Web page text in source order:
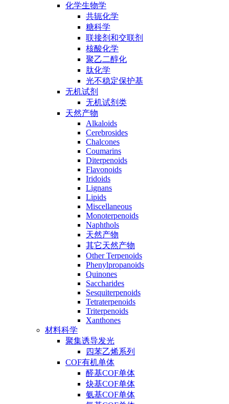
化学生物学
共轭化学
糖科学
联接剂和交联剂
核酸化学
聚乙二醇化
肽化学
光不稳定保护基
无机试剂
无机试剂类
天然产物
Alkaloids
Cerebrosides
Chalcones
Coumarins
Diterpenoids
Flavonoids
Iridoids
Lignans
Lipids
Miscellaneous
Monoterpenoids
Naphthols
天然产物
其它天然产物
Other Terpenoids
Phenylpropanoids
Quinones
Saccharides
Sesquiterpenoids
Tetraterpenoids
Triterpenoids
Xanthones
材料科学
聚集诱导发光
四苯乙烯系列
COF有机单体
醛基COF单体
炔基COF单体
氨基COF单体